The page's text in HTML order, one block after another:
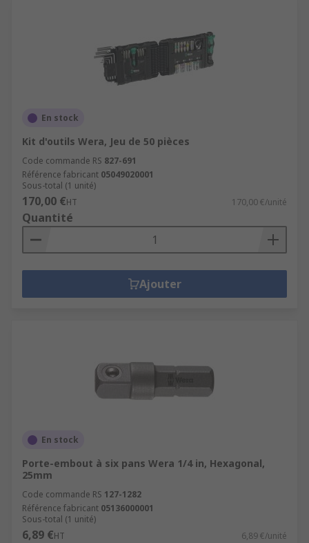
En stock
Kit d'outils Wera, Jeu de 50 pièces
Code commande RS 827-691
Référence fabricant 05049020001
Sous-total (1 unité)
170,00 €HT 170,00 €/unité
Quantité
Ajouter
En stock
Porte-embout à six pans Wera 1/4 in, Hexagonal,
25mm
Code commande RS 127-1282
Référence fabricant 05136000001
Sous-total (1 unité)
6,89 €HT 6,89 €/unité